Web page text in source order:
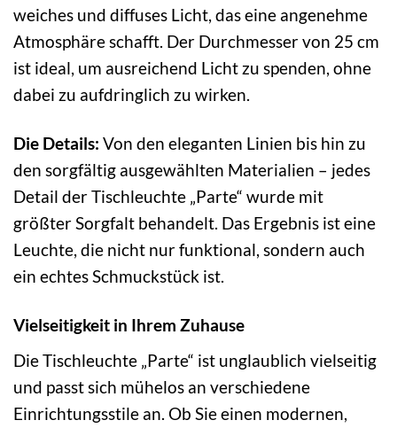
weiches und diffuses Licht, das eine angenehme
Atmosphäre schafft. Der Durchmesser von 25 cm
ist ideal, um ausreichend Licht zu spenden, ohne
dabei zu aufdringlich zu wirken.
Die Details: Von den eleganten Linien bis hin zu
den sorgfältig ausgewählten Materialien – jedes
Detail der Tischleuchte „Parte“ wurde mit
größter Sorgfalt behandelt. Das Ergebnis ist eine
Leuchte, die nicht nur funktional, sondern auch
ein echtes Schmuckstück ist.
Vielseitigkeit in Ihrem Zuhause
Die Tischleuchte „Parte“ ist unglaublich vielseitig
und passt sich mühelos an verschiedene
Einrichtungsstile an. Ob Sie einen modernen,